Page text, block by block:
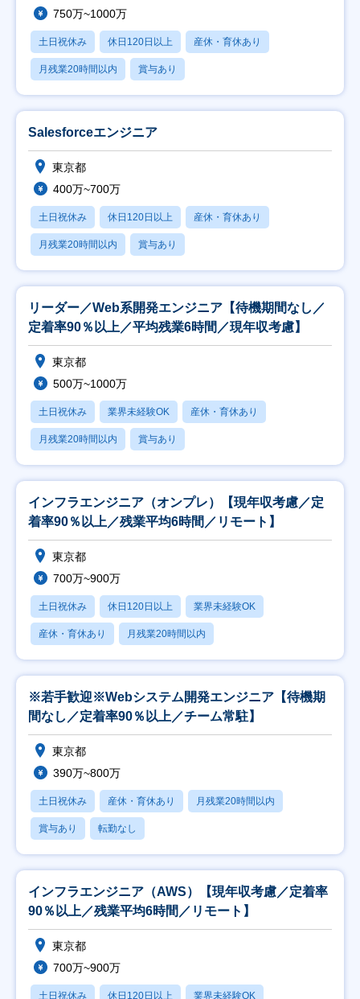
750万~1000万
土日祝休み 休日120日以上 産休・育休あり
月残業20時間以内 賞与あり
Salesforceエンジニア
東京都
400万~700万
土日祝休み 休日120日以上 産休・育休あり
月残業20時間以内 賞与あり
リーダー／Web系開発エンジニア【待機期間なし／
定着率90％以上／平均残業6時間／現年収考慮】
東京都
500万~1000万
土日祝休み 業界未経験OK 産休・育休あり
月残業20時間以内 賞与あり
インフラエンジニア（オンプレ）【現年収考慮／定
着率90％以上／残業平均6時間／リモート】
東京都
700万~900万
土日祝休み 休日120日以上 業界未経験OK
産休・育休あり 月残業20時間以内
※若手歓迎※Webシステム開発エンジニア【待機期
間なし／定着率90％以上／チーム常駐】
東京都
390万~800万
土日祝休み 産休・育休あり 月残業20時間以内
賞与あり 転勤なし
インフラエンジニア（AWS）【現年収考慮／定着率
90％以上／残業平均6時間／リモート】
東京都
700万~900万
土日祝休み 休日120日以上 業界未経験OK